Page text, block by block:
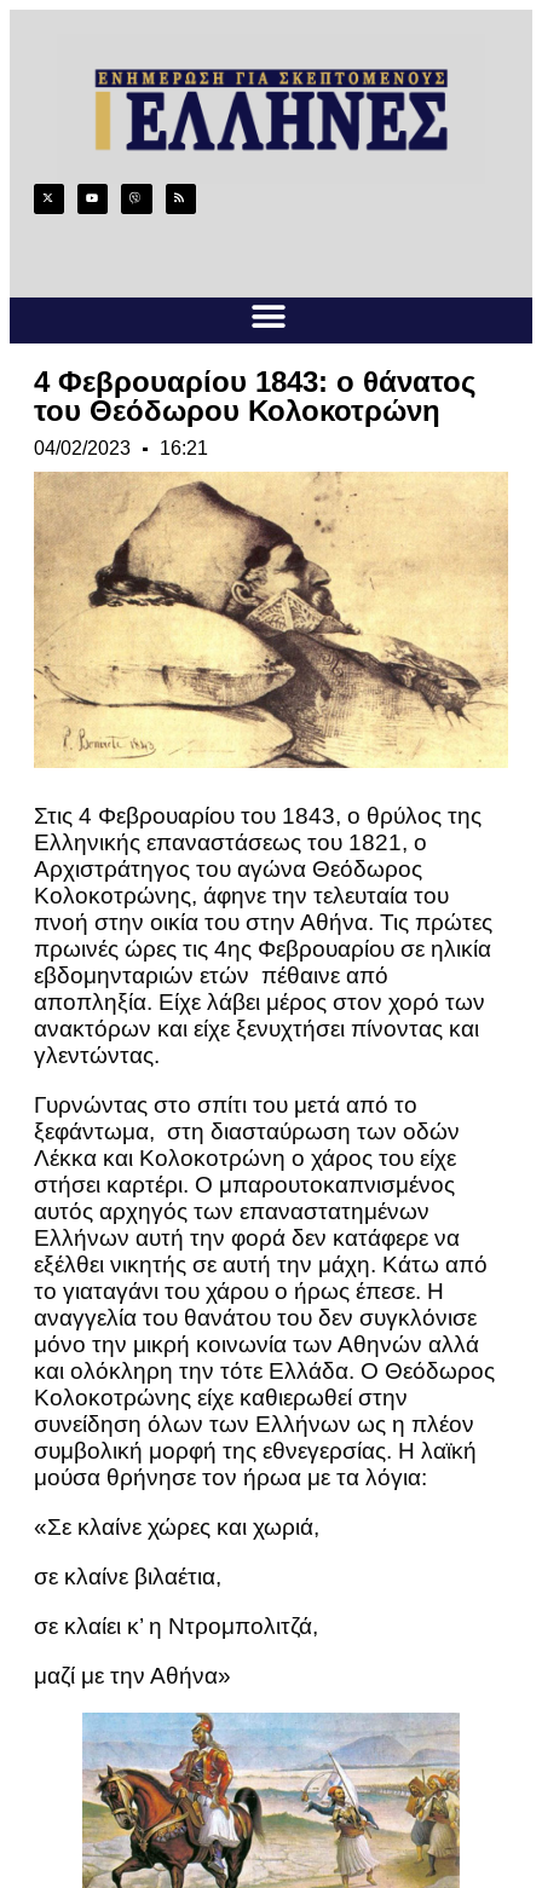
4 Φεβρουαρίου 1843: ο θάνατος
του Θεόδωρου Κολοκοτρώνη
04/02/2023 16:21
Στις 4 Φεβρουαρίου του 1843, ο θρύλος της
Ελληνικής επαναστάσεως του 1821, ο
Αρχιστράτηγος του αγώνα Θεόδωρος
Κολοκοτρώνης, άφηνε την τελευταία του
πνοή στην οικία του στην Αθήνα. Τις πρώτες
πρωινές ώρες τις 4ης Φεβρουαρίου σε ηλικία
εβδομηνταριών ετών πέθαινε από
αποπληξία. Είχε λάβει μέρος στον χορό των
ανακτόρων και είχε ξενυχτήσει πίνοντας και
γλεντώντας.
Γυρνώντας στο σπίτι του μετά από το
ξεφάντωμα, στη διασταύρωση των οδών
Λέκκα και Κολοκοτρώνη ο χάρος του είχε
στήσει καρτέρι. Ο μπαρουτοκαπνισμένος
αυτός αρχηγός των επαναστατημένων
Ελλήνων αυτή την φορά δεν κατάφερε να
εξέλθει νικητής σε αυτή την μάχη. Κάτω από
το γιαταγάνι του χάρου ο ήρως έπεσε. Η
αναγγελία του θανάτου του δεν συγκλόνισε
μόνο την μικρή κοινωνία των Αθηνών αλλά
και ολόκληρη την τότε Ελλάδα. Ο Θεόδωρος
Κολοκοτρώνης είχε καθιερωθεί στην
συνείδηση όλων των Ελλήνων ως η πλέον
συμβολική μορφή της εθνεγερσίας. Η λαϊκή
μούσα θρήνησε τον ήρωα με τα λόγια:
«Σε κλαίνε χώρες και χωριά,
σε κλαίνε βιλαέτια,
σε κλαίει κ’ η Ντρομπολιτζά,
μαζί με την Αθήνα»